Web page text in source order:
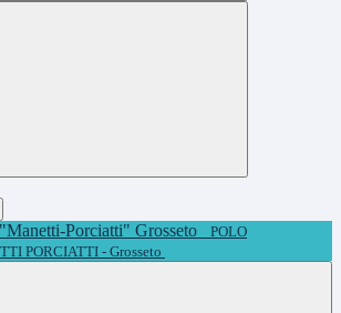
POLO
PORCIATTI - Grosseto